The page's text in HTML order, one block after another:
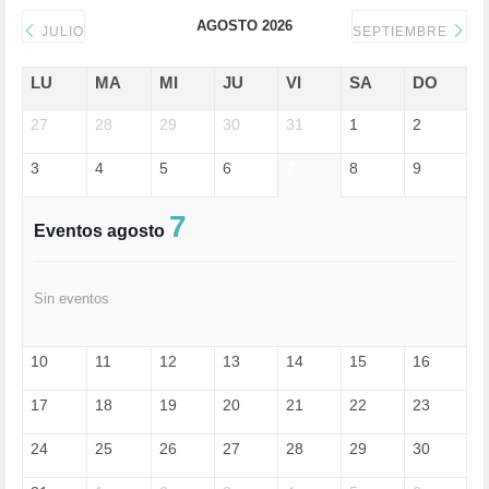
DONALD TRUMP (81)
EDGAR MORIN (1)
EMIGRACIÓN (4)
ESPECULACIÓN (2)
FELICIDAD (1)
FRANCISCO (5)
GUERRA (133)
HUMOR (1)
IA (1)
JULIO AGOSTO 2026 SEPTIEMBRE
LU MA MI JU VI SA DO
27 28 29 30 31 1 2
3 4 5 6 8 9
Eventos agosto 7
Sin eventos
10 11 12 13 14 15 16
17 18 19 20 21 22 23
24 25 26 27 28 29 30